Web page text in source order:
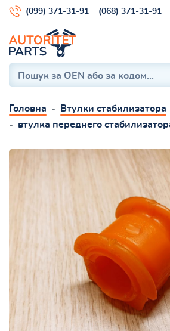
(099) 371-31-91 (068) 371-31-91
Головна
Втулки стабилизатора
втулка переднего